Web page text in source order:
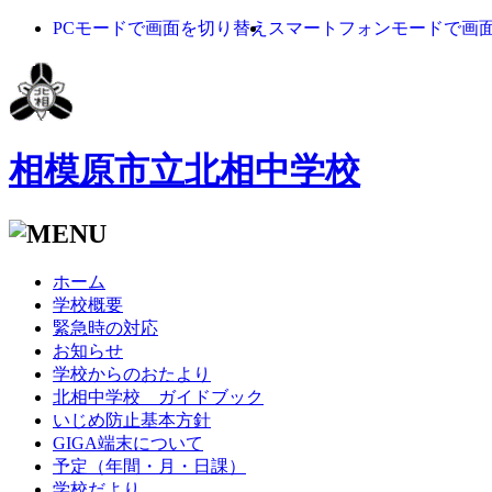
PCモードで画面を切り替え スマートフォンモードで画
相模原市立北相中学校
ホーム
学校概要
緊急時の対応
お知らせ
学校からのおたより
北相中学校 ガイドブック
いじめ防止基本方針
GIGA端末について
予定（年間・月・日課）